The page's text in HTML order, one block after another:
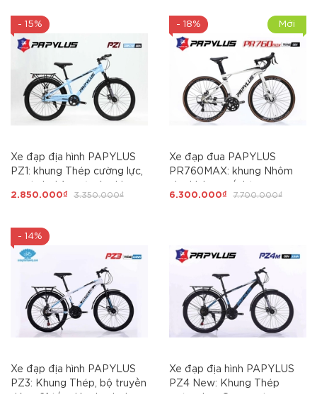
đề lắc, trục rỗng, líp thả,
moayer cối nổ, Xe Nhôm Giá
tốt nhất 2026
- 15%
Xe đạp địa hình PAPYLUS
PZ1: khung Thép cường lực,
Bánh 24, Ngon - Rẻ cho học
2.850.000₫ 3.350.000₫
- 18% Mới
Xe đạp đua PAPYLUS
PR760MAX: khung Nhôm
Groupset SENSAH R7 tay
6.300.000₫ 7.700.000₫
- 14%
Xe đạp địa hình PAPYLUS
PZ3: Khung Thép, bộ truyền
Xe đạp địa hình PAPYLUS
PZ4 New: Khung Thép